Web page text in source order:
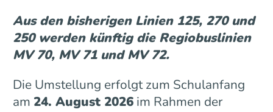
Aus den bisherigen Linien 125, 270 und
250 werden künftig die Regiobuslinien
MV 70, MV 71 und MV 72.
Die Umstellung erfolgt zum Schulanfang
am 24. August 2026im Rahmen der